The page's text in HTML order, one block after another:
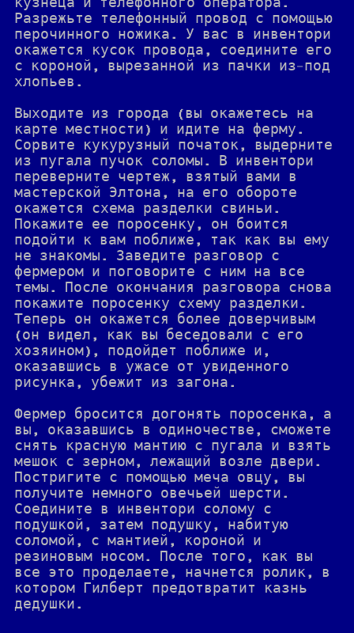
Разрежьте телефонный провод с помощью
перочинного ножика. У вас в инвентори
окажется кусок провода, соедините его
с короной, вырезанной из пачки из-под
хлопьев.
Выходите из города (вы окажетесь на
карте местности) и идите на ферму.
Сорвите кукурузный початок, выдерните
из пугала пучок соломы. В инвентори
переверните чертеж, взятый вами в
мастерской Элтона, на его обороте
окажется схема разделки свиньи.
Покажите ее поросенку, он боится
подойти к вам поближе, так как вы ему
не знакомы. Заведите разговор с
фермером и поговорите с ним на все
темы. После окончания разговора снова
покажите поросенку схему разделки.
Теперь он окажется более доверчивым
(он видел, как вы беседовали с его
хозяином), подойдет поближе и,
оказавшись в ужасе от увиденного
рисунка, убежит из загона.
Фермер бросится догонять поросенка, а
вы, оказавшись в одиночестве, сможете
снять красную мантию с пугала и взять
мешок с зерном, лежащий возле двери.
Постригите с помощью меча овцу, вы
получите немного овечьей шерсти.
Соедините в инвентори солому с
подушкой, затем подушку, набитую
соломой, с мантией, короной и
резиновым носом. После того, как вы
все это проделаете, начнется ролик, в
котором Гилберт предотвратит казнь
дедушки.